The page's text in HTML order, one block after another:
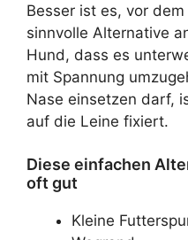
Besser ist es, vor
sinnvolle Alternative
Hund, dass es
mit Spannung
Nase einsetzen darf,
auf die Leine fixiert.
Diese einfachen
oft gut
Kleine